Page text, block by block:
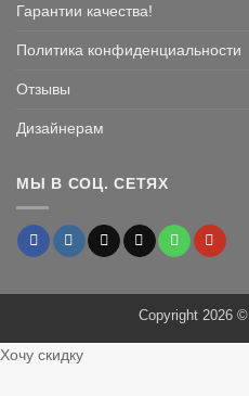
Гарантии качества!
Политика конфиденциальности
Отзывы
Дизайнерам
МЫ В СОЦ. СЕТЯХ
Copyright 2026 ©
Хочу скидку